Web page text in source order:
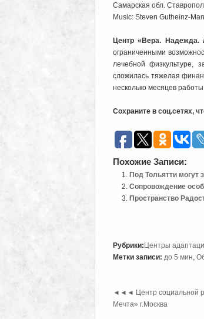
Самарская обл.
Music: Steven Gutheinz-
Центр «Вера. Надежда.
ограниченными
лечебной физкультуре,
сложилась тяжелая
несколько месяцев
Сохраните в соц.сетях,
Похожие Записи:
Под Тольятти
Сопровождение
Пространство
Рубрики: Центры
Метки записи: до 5 мин,
◄◄◄ Центр социальной
Мечта» г.Москва